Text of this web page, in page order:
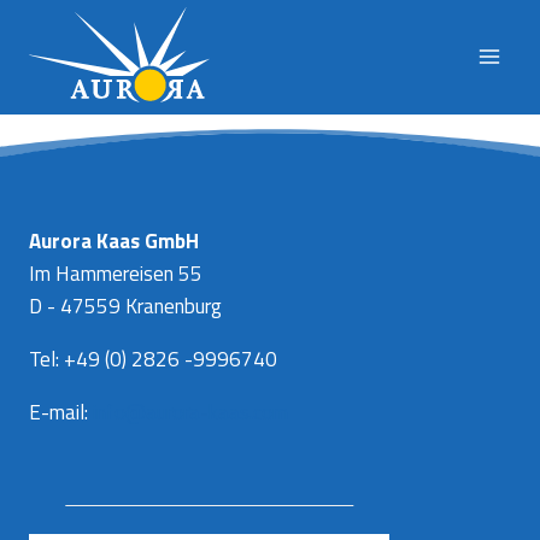
Doorgaan
naar
Aurora Kaas GmbH
Im Hammereisen 55
D - 47559 Kranenburg
Tel: +49 (0) 2826 -9996740
E-mail: